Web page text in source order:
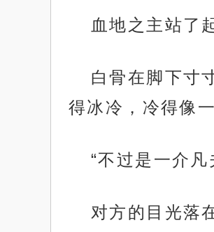
血地之主站了
白骨在脚下寸
得冰冷，冷得像
“不过是一介
对方的目光落